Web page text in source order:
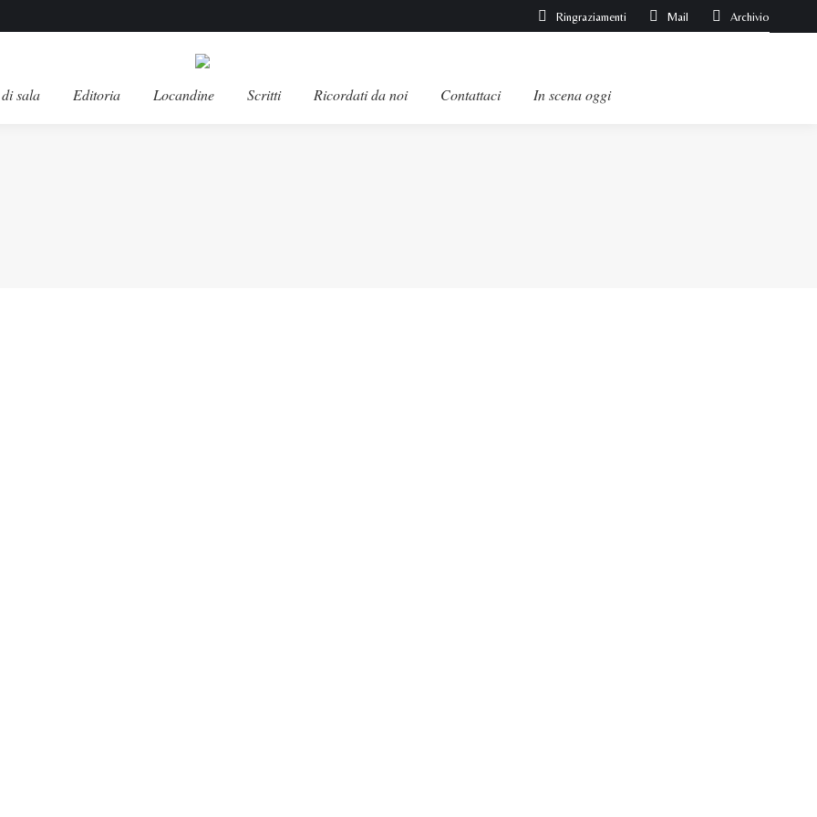
Ringraziamenti Mail Archivio
sala Editoria Locandine Scritti Ricordati da noi Contattaci In scena oggi